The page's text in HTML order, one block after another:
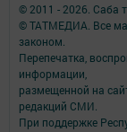
© 2011 - 2026. Саба
© ТАТМЕДИА. Все
законом.
Перепечатка,
информации,
размещенной на
редакций СМИ.
При поддержке